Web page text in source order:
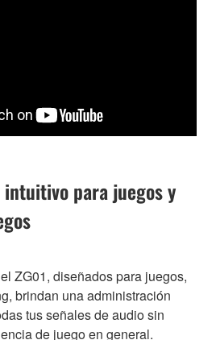
para juegos y
ZG01, diseñados para juegos,
brindan una administración
tus señales de audio sin
de juego en general.